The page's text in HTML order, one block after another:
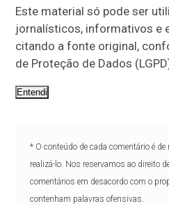
Este material só pode ser
jornalísticos, informativos e
citando a fonte original,
de Proteção de Dados
Entendi
* O conteúdo de cada comentário é
realizá-lo. Nos reservamos ao direito
comentários em desacordo com o
contenham palavras ofensivas.